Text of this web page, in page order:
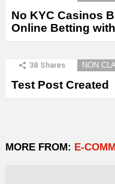
No KYC Casinos
Online Betting
38 Shares NON
Test Post Created
MORE FROM: E-